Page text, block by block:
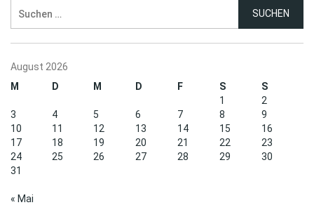
nach:
August 2026
M
D M D F S
S
1
2
3
4 5 6 7 8
9
10
11 12 13 14 15
16
17
18 19 20 21 22
23
24
25 26 27 28 29
30
31
« Mai